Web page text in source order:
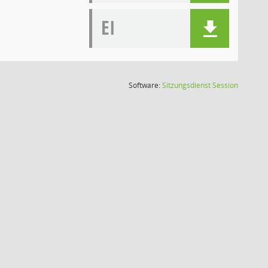
EI
Software:SitzungsdienstSession(Wird in